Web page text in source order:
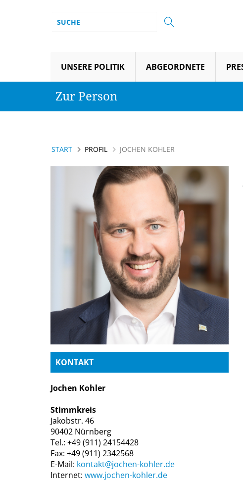
UNSERE POLITIK ABGEORDNETE
Zur Person
START PROFIL JOCHEN KOHLER
KONTAKT
Jochen Kohler
Stimmkreis
Jakobstr. 46
90402 Nürnberg
Tel.: +49 (911) 24154428
Fax: +49 (911) 2342568
E-Mail: kontakt@jochen-kohler.de
Internet: www.jochen-kohler.de